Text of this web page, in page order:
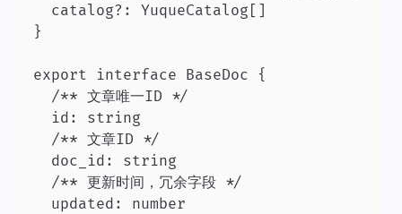
  catalog?: YuqueCatalog[]
}
export interface BaseDoc {
  /** 文章唯一ID */
  id: string
  /** 文章ID */
  doc_id: string
  /** 更新时间，冗余字段 */
  updated: number